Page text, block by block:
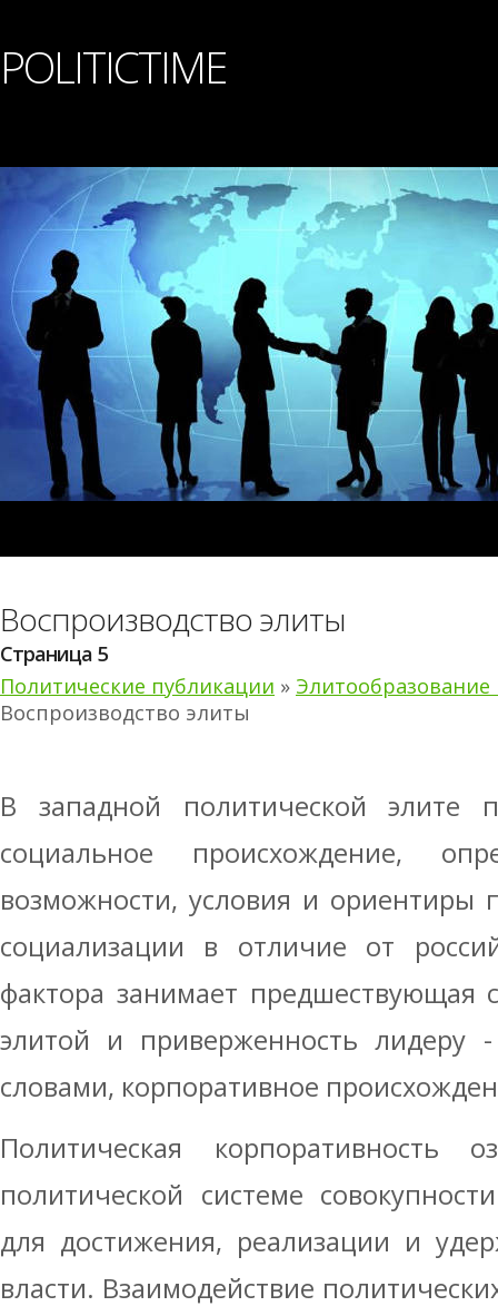
POLITICTIME
Воспроизводство элиты
Страница 5
Политические публикации »
Воспроизводство элиты
В западной политической элите
социальное происхождение,
возможности, условия и ориентиры
социализации в отличие от
фактора занимает предшествующая
элитой и приверженность лидеру
словами, корпоративное
Политическая корпоративность
политической системе
для достижения, реализации и
власти. Взаимодействие